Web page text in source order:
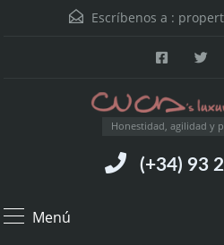
Escríbenos a :
Honestidad, agilidad y
(+34) 93
Menú